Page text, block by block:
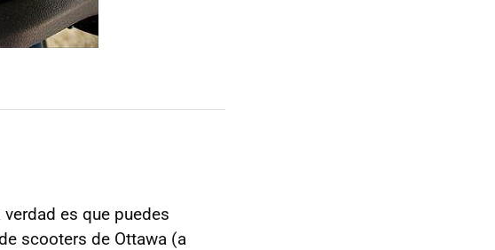
es que puedes
scooters de Ottawa (a